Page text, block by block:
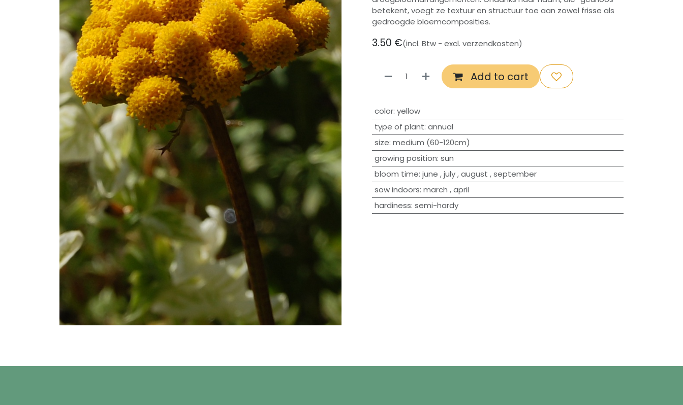
betekent, voegt ze textuur en structuur toe aan zowel frisse als
gedroogde bloemcomposities.
3.50 €(incl. Btw - excl. verzendkosten)
Add to cart
​color: yellow
type of plant: annual
size: medium (60-120cm)
growing position: sun
bloom time: june ,july,august ,september
sow indoors: march ,april
hardiness: semi-hardy